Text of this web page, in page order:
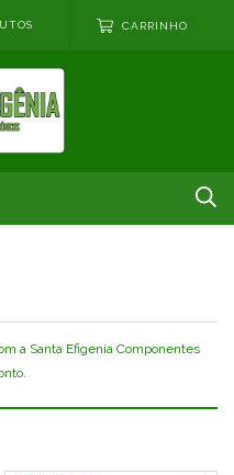
CARRINHO
a Santa Efigenia Componentes